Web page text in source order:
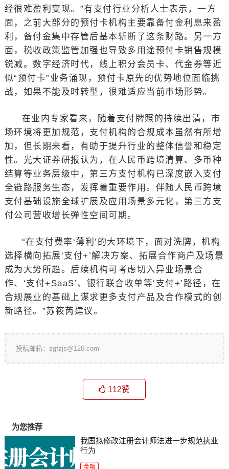
经很难盈利变现。”有支付行业分析人士表示，一方
面，之前大部分的预付卡机构主要靠备付金利息来盈
利，备付金集中存管后基本斩断了这条财路。另一方
面，税收政策监管加强也导致多用途预付卡销售规模
锐减。数字经济时代，线上积分会员卡、代金券等近
似“预付卡”业务涌现，预付卡原先的优势地位面临挑
战，如果不能及时转型，很难适应当前市场形势。
在业内专家看来，随着支付牌照的持续出清，市
场环境将更加规范，支付机构的合规成本虽然有所增
加，但长期来看，有助于提升行业的整体信誉和稳定
性。光大证券研报认为，在人民币跨境清算、多币种
结算等业务层级中，第三方支付机构已深度嵌入支付
全链路服务生态，发挥着重要作用。伴随人民币跨境
支付基础设施全球扩展及应用场景多元化，第三方支
付公司营收增长弹性空间可期。
“在支付费率‘薄利’的大环境下，面对洗牌，机构
选择横向拓展‘支付+’解决方案、拓展合作商户及场景
成为大势所趋。后续机构可考虑切入异业场景合
作、‘支付+SaaS’、银行联合收单等‘支付+’路径，在
合规展业的基础上谋求更多支付产品及合作模式的创
新路径。”苏筱芮建议。
投稿邮箱：zgfzjs@126.com
112赞
为您推荐
我国拟修改注册会计师法进一步规范执业
行为
金融